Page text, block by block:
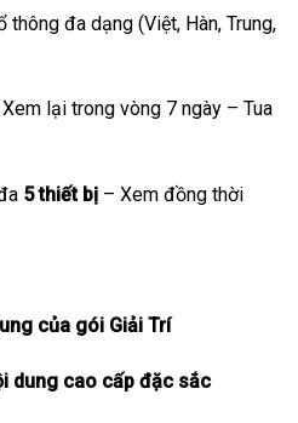
thông đa dạng (Việt, Hàn, Trung,
lại trong vòng 7 ngày – Tua
5 thiết bị– Xem đồng thời
của gói Giải Trí
dung cao cấp đặc sắc